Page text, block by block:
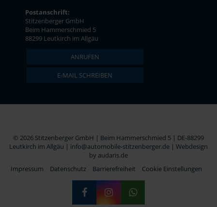
Postanschrift:
Stitzenberger GmbH
Beim Hammerschmied 5
88299 Leutkirch im Allgäu
ANRUFEN
E-MAIL SCHREIBEN
© 2026 Stitzenberger GmbH | Beim Hammerschmied 5 | DE-88299
Leutkirch im Allgäu | info@automobile-stitzenberger.de | Webdesign
by audaris.de
Impressum
Datenschutz Barrierefreiheit Cookie Einstellungen